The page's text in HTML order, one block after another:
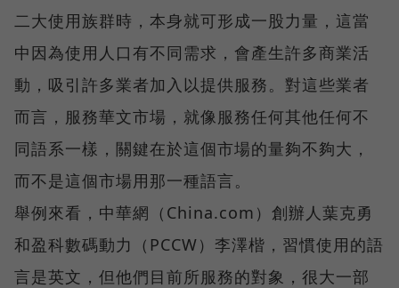
二大使用族群時，本身就可形成一股力量，這當
中因為使用人口有不同需求，會產生許多商業活
動，吸引許多業者加入以提供服務。對這些業者
而言，服務華文市場，就像服務任何其他任何不
同語系一樣，關鍵在於這個市場的量夠不夠大，
而不是這個市場用那一種語言。
舉例來看，中華網（China.com）創辦人葉克勇
和盈科數碼動力（PCCW）李澤楷，習慣使用的語
言是英文，但他們目前所服務的對象，很大一部